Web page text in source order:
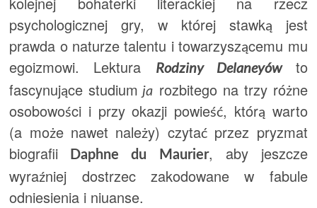
psychologicznej gry, w której stawką jest
prawda o naturze talentu i towarzyszącemu mu
egoizmowi. Lektura
Rodziny Delaneyówto
fascynujące studium ja rozbitego na trzy różne
osobowości i przy okazji powieść, którą warto
(a może nawet należy) czytać przez pryzmat
biografii Daphne du Maurier, aby jeszcze
wyraźniej dostrzec zakodowane w fabule
odniesienia i niuanse.